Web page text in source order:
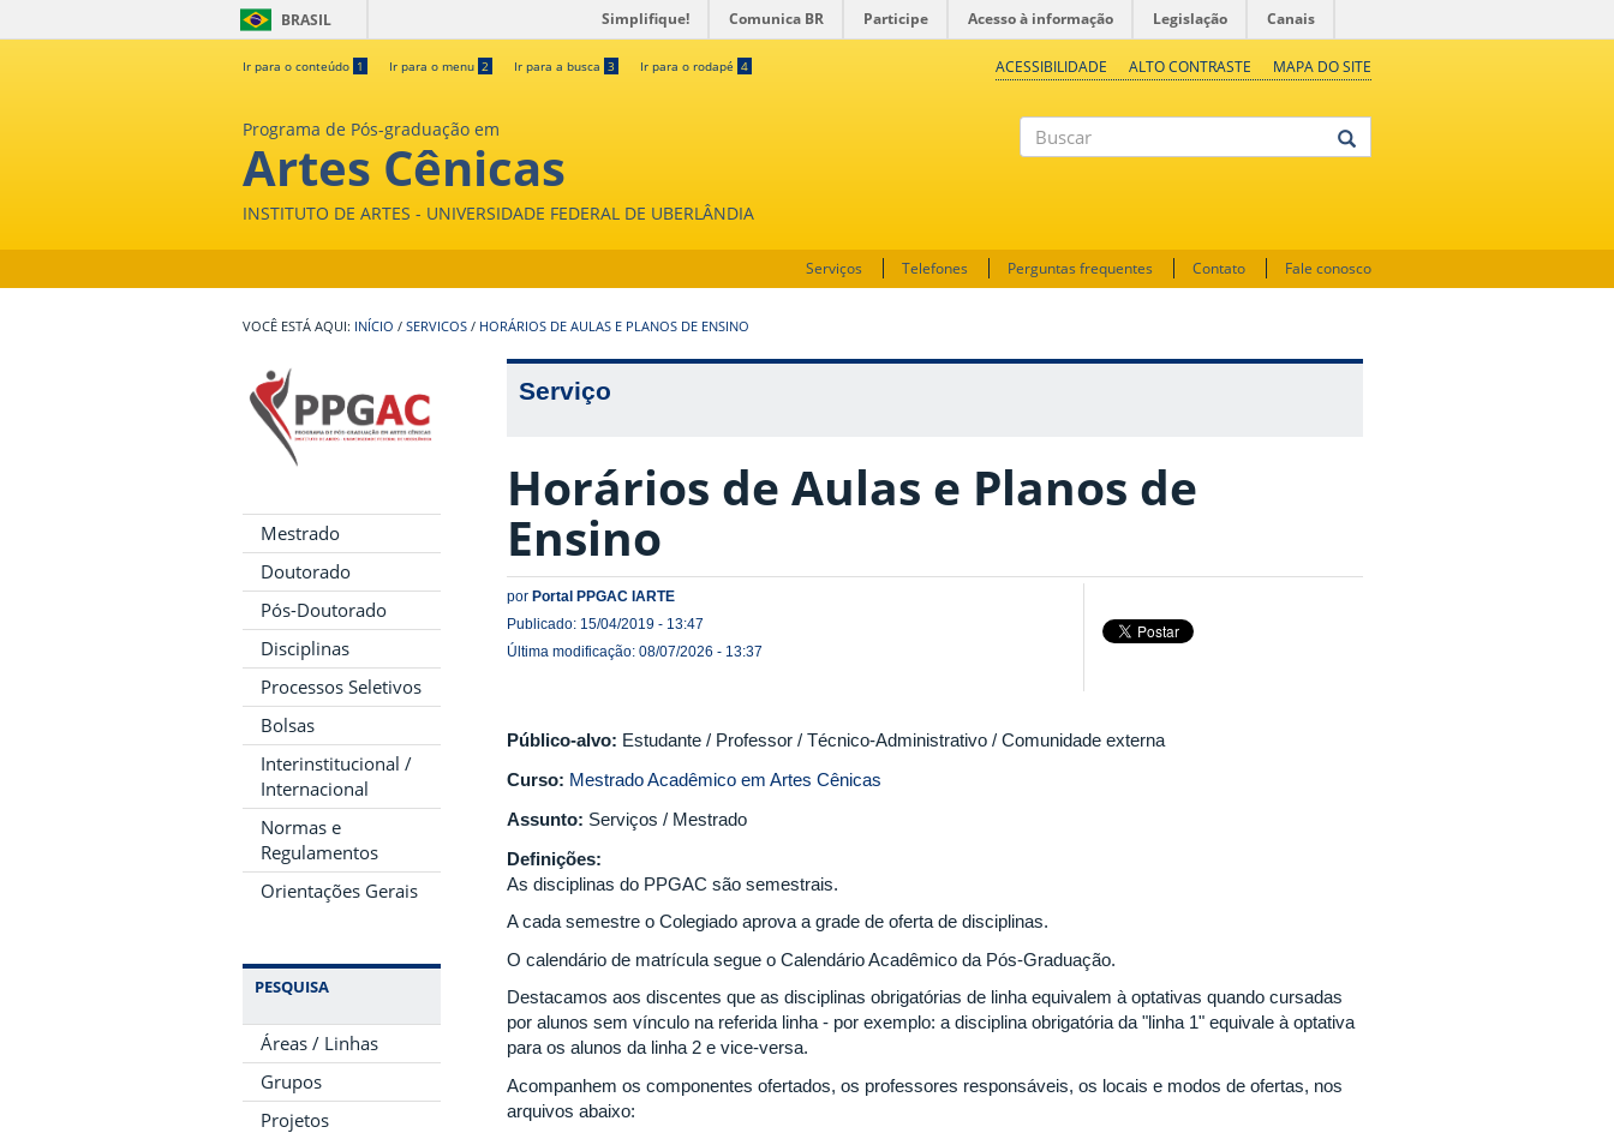
BRASIL Simplifique! Comunica BR Participe Acesso à informação Legislação Canais
Ir para o conteúdo 1 Ir para o menu 2 Ir para a busca 3 Ir para o rodapé 4 ACESSIBILIDADE ALTO CONTRASTE MAPA DO SITE
Programa de Pós-graduação em
Artes Cênicas
INSTITUTO DE ARTES - UNIVERSIDADE FEDERAL DE UBERLÂNDIA
Serviços Telefones Perguntas frequentes Contato Fale conosco
INÍCIO / SERVICOS / HORÁRIOS DE AULAS E PLANOS DE ENSINO
Mestrado
Doutorado
Pós-Doutorado
Disciplinas
Processos Seletivos
Bolsas
Interinstitucional /
Internacional
Normas e
Regulamentos
Orientações Gerais
PESQUISA
Áreas / Linhas
Grupos
Projetos
Serviço
Horários de Aulas e Planos de
Ensino
por Portal PPGAC IARTE
Publicado: 15/04/2019 - 13:47
Última modificação: 08/07/2026 - 13:37
Público-alvo: Estudante / Professor / Técnico-Administrativo / Comunidade externa
Curso: Mestrado Acadêmico em Artes Cênicas
Assunto: Serviços / Mestrado
Definições:
As disciplinas do PPGAC são semestrais.
A cada semestre o Colegiado aprova a grade de oferta de disciplinas.
O calendário de matrícula segue o Calendário Acadêmico da Pós-Graduação.
Destacamos aos discentes que as disciplinas obrigatórias de linha equivalem à optativas quando cursadas
por alunos sem vínculo na referida linha - por exemplo: a disciplina obrigatória da "linha 1" equivale à optativa
para os alunos da linha 2 e vice-versa.
Acompanhem os componentes ofertados, os professores responsáveis, os locais e modos de ofertas, nos
arquivos abaixo: